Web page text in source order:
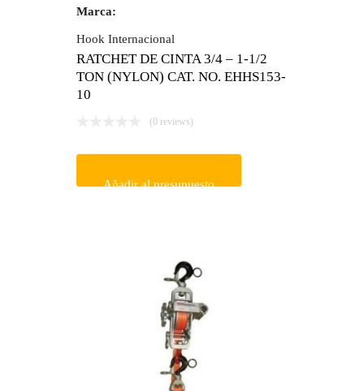
Marca:
Hook Internacional
RATCHET DE CINTA 3/4 – 1-1/2
TON (NYLON) CAT. NO. EHHS153-
10
(0 reviews)
Añadir al presupuesto